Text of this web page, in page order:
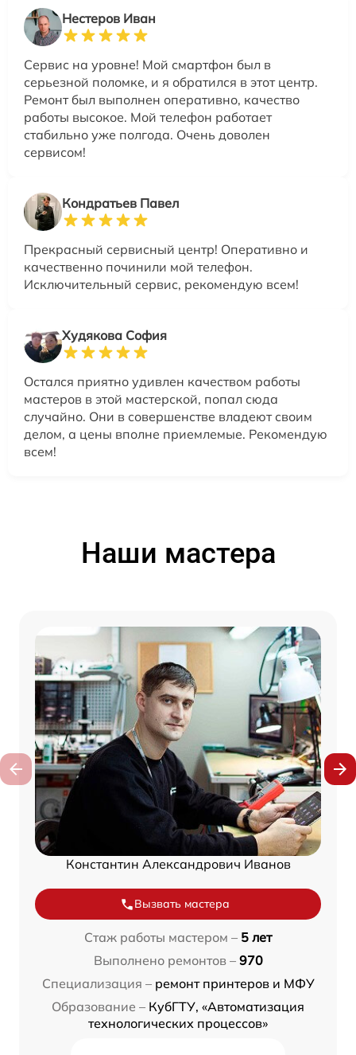
Нестеров Иван
Сервис на уровне! Мой смартфон был в
серьезной поломке, и я обратился в этот центр.
Ремонт был выполнен оперативно, качество
работы высокое. Мой телефон работает
стабильно уже полгода. Очень доволен
сервисом!
Кондратьев Павел
Прекрасный сервисный центр! Оперативно и
качественно починили мой телефон.
Исключительный сервис, рекомендую всем!
Худякова София
Остался приятно удивлен качеством работы
мастеров в этой мастерской, попал сюда
случайно. Они в совершенстве владеют своим
делом, а цены вполне приемлемые. Рекомендую
всем!
Наши мастера
Константин Александрович Иванов
Вызвать мастера
Стаж работы мастером – 5 лет
Выполнено ремонтов – 970
Специализация – ремонт принтеров и МФУ
Образование – КубГТУ, «Автоматизация
технологических процессов»